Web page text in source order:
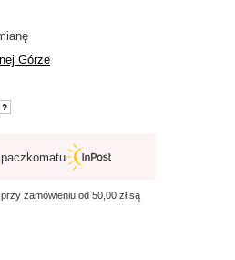
Górze
zamówieniu od50,00 złsą